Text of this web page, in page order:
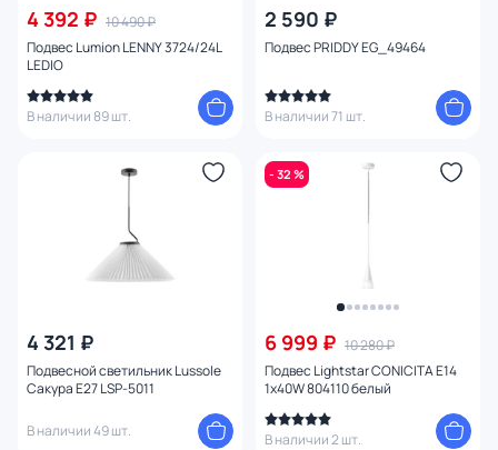
4 392 ₽ 10 490 ₽
Подвес Lumion LENNY 3724/24L
LEDIO
В наличии 89 шт.
2 590 ₽
Подвес PRIDDY EG_49464
В наличии 71 шт.
4 321 ₽
Подвесной светильник Lussole
Сакура E27 LSP-5011
В наличии 49 шт.
- 32 %
6 999 ₽ 10 280 ₽
Подвес Lightstar CONICITA E14
1х40W 804110 белый
В наличии 2 шт.